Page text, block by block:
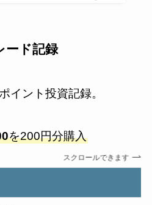
ード記録
イント投資記録。
を200円分購入
スクロールできます